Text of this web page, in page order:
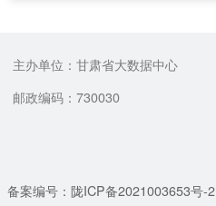
主办单位：甘肃省大数据中心
邮政编码：730030
备案编号：陇ICP备2021003653号-2